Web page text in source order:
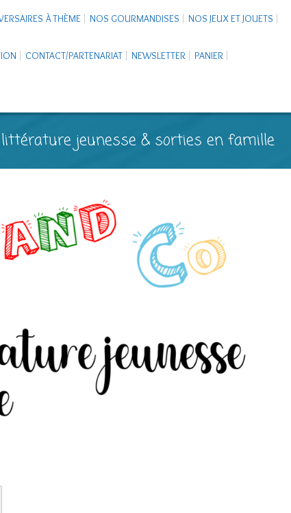
À THÈME NOS GOURMANDISES NOS JEUX ET JOUETS
CONTACT/PARTENARIAT NEWSLETTER PANIER
jeunesse & sorties en famille